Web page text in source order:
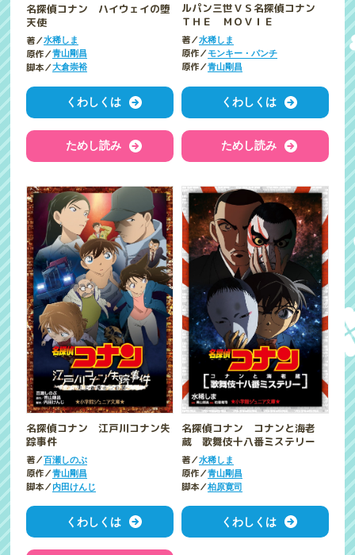
名探偵コナン ハイウェイの堕
天使
著／水稀しま
原作／青山剛昌
脚本／大倉崇裕
くわしくは
ためし読み
ルパン三世ＶＳ名探偵コナン
ＴＨＥ ＭＯＶＩＥ
著／水稀しま
原作／モンキー・パンチ
原作／青山剛昌
くわしくは
ためし読み
名探偵コナン 江戸川コナン失
踪事件
著／百瀬しのぶ
原作／青山剛昌
脚本／内田けんじ
くわしくは
名探偵コナン コナンと海老
蔵 歌舞伎十八番ミステリー
著／水稀しま
原作／青山剛昌
脚本／柏原寛司
くわしくは